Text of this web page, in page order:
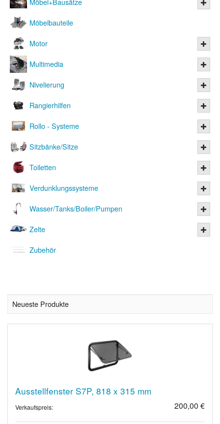
Möbelbauteile
Motor
Multimedia
Nivelierung
Rangierhilfen
Rollo - Systeme
Sitzbänke/Sitze
Toiletten
Verdunklungssysteme
Wasser/Tanks/Boiler/Pumpen
Zelte
Zubehör
Neueste Produkte
Ausstellfenster S7P, 818 x 315 mm
Verkaufspreis: 200,00 €